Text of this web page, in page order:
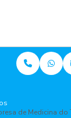
de Medicina